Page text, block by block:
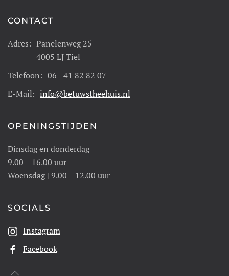
CONTACT
Adres: Panelenweg 25
4005 LJ Tiel
Telefoon: 06 - 41 82 82 07
E-Mail: info@betuwstheehuis.nl
OPENINGSTIJDEN
Dinsdag en donderdag
9.00 – 16.00 uur
Woensdag | 9.00 – 12.00 uur
SOCIALS
Instagram
Facebook